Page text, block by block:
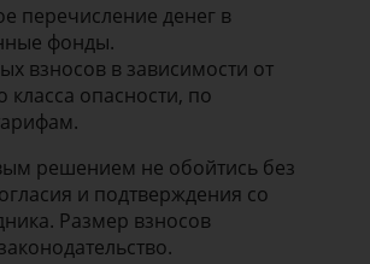
перечисление денег в
фонды.
взносов в зависимости от
класса опасности, по
решением не обойтись без
и подтверждения со
Размер взносов